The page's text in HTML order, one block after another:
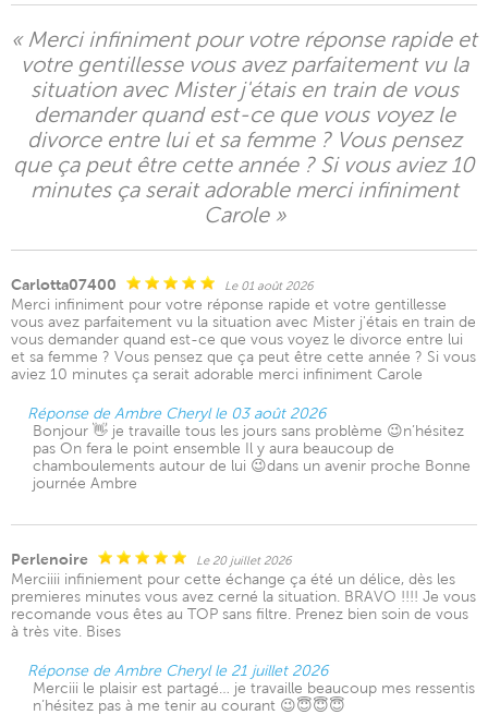
« Merci infiniment pour votre réponse rapide et
votre gentillesse vous avez parfaitement vu la
situation avec Mister j'étais en train de vous
demander quand est-ce que vous voyez le
divorce entre lui et sa femme ? Vous pensez
que ça peut être cette année ? Si vous aviez 10
minutes ça serait adorable merci infiniment
Carole »
Carlotta07400 Le 01 août 2026
Merci infiniment pour votre réponse rapide et votre gentillesse
vous avez parfaitement vu la situation avec Mister j'étais en train de
vous demander quand est-ce que vous voyez le divorce entre lui
et sa femme ? Vous pensez que ça peut être cette année ? Si vous
aviez 10 minutes ça serait adorable merci infiniment Carole
Réponse de Ambre Cheryl le 03 août 2026
Bonjour 👋 je travaille tous les jours sans problème 😉n’hésitez
pas On fera le point ensemble Il y aura beaucoup de
chamboulements autour de lui 😉dans un avenir proche Bonne
journée Ambre
Perlenoire Le 20 juillet 2026
Merciiii infiniement pour cette échange ça été un délice, dès les
premieres minutes vous avez cerné la situation. BRAVO !!!! Je vous
recomande vous êtes au TOP sans filtre. Prenez bien soin de vous
à très vite. Bises
Réponse de Ambre Cheryl le 21 juillet 2026
Merciii le plaisir est partagé… je travaille beaucoup mes ressentis
n’hésitez pas à me tenir au courant 😉😇😇😇